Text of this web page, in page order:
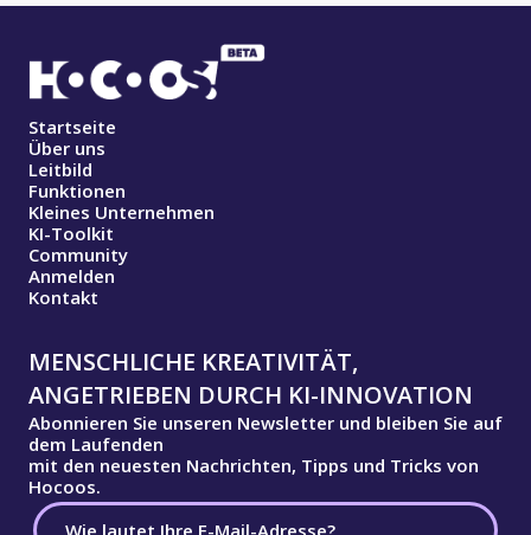
Startseite
Über uns
Leitbild
Funktionen
Kleines Unternehmen
KI-Toolkit
Community
Anmelden
Kontakt
MENSCHLICHE KREATIVITÄT,
ANGETRIEBEN DURCH KI-INNOVATION
Abonnieren Sie unseren Newsletter und bleiben Sie auf
dem Laufenden
mit den neuesten Nachrichten, Tipps und Tricks von
Hocoos.